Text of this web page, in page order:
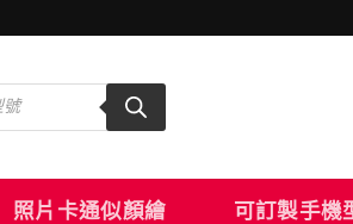
照片卡通似顏繪 可訂製手機